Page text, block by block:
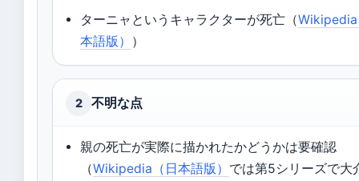
ターニャというキャラクターが死亡（
本語版） ）
2 不明な点
親の死亡が実際に描かれたかどうかは要確認
（Wikipedia（日本語版） では第5シリーズで大